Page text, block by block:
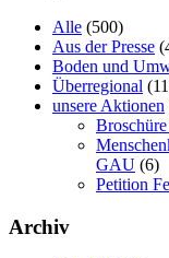
Alle (500)
Aus der Presse
Boden und
Überregional
unsere Aktionen
GAU (6)
Petition
Archiv